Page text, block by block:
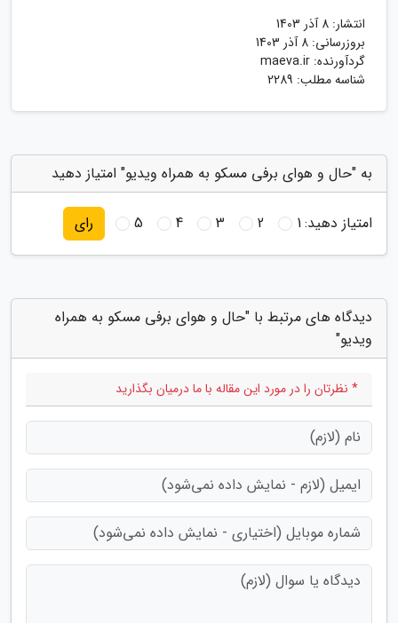
انتشار: 8 آذر 1403
بروزرسانی: 8 آذر 1403
گردآورنده: maeva.ir
شناسه مطلب: 2289
به "حال و هوای برفی مسکو به همراه ویدیو" امتیاز دهید
امتیاز دهید:1
2
3
4
5 رای
دیدگاه های مرتبط با "حال و هوای برفی مسکو به همراه
ویدیو"
* نظرتان را در مورد این مقاله با ما درمیان بگذارید